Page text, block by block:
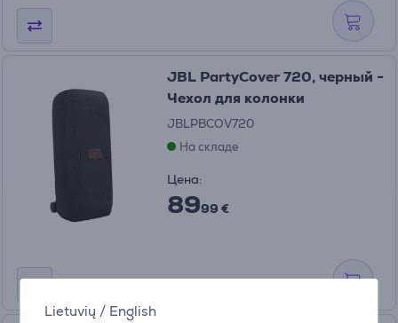
Lietuvių / English
JBL PartyCover 720, черный -
Чехол для колонки
JBLPBCOV720
На складе
Цена:
8999 €